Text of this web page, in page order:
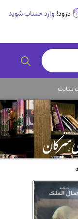
درود! وارد حساب شوید
سایت